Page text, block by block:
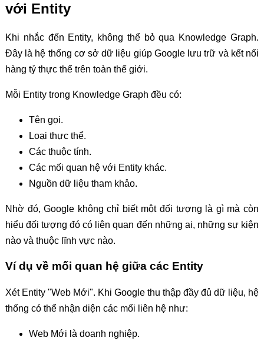
với Entity
Khi nhắc đến Entity, không thể bỏ qua Knowledge Graph.
Đây là hệ thống cơ sở dữ liệu giúp Google lưu trữ và kết nối
hàng tỷ thực thể trên toàn thế giới.
Mỗi Entity trong Knowledge Graph đều có:
Tên gọi.
Loại thực thể.
Các thuộc tính.
Các mối quan hệ với Entity khác.
Nguồn dữ liệu tham khảo.
Nhờ đó, Google không chỉ biết một đối tượng là gì mà còn
hiểu đối tượng đó có liên quan đến những ai, những sự kiện
nào và thuộc lĩnh vực nào.
Ví dụ về mối quan hệ giữa các Entity
Xét Entity "Web Mới". Khi Google thu thập đầy đủ dữ liệu, hệ
thống có thể nhận diện các mối liên hệ như:
Web Mới là doanh nghiệp.